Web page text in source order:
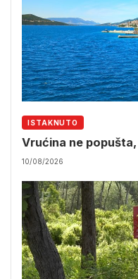
ISTAKNUTO
Vrućina ne
10/08/2026